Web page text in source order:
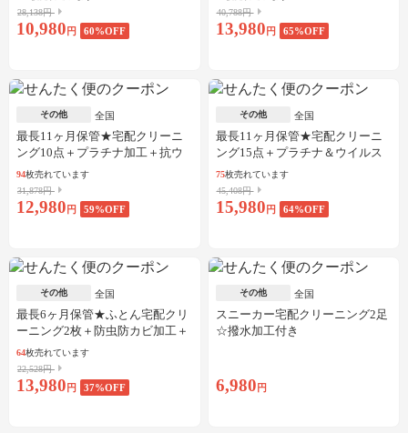
28,138円
10,980 円 60%OFF
40,788円
13,980 円 65%OFF
その他 全国
最長11ヶ月保管★宅配クリーニ
ング10点＋プラチナ加工＋抗ウ
イルス加工
94枚売れています
31,878円
12,980 円 59%OFF
その他 全国
最長11ヶ月保管★宅配クリーニ
ング15点＋プラチナ＆ウイルス
加工
75枚売れています
45,408円
15,980 円 64%OFF
その他 全国
最長6ヶ月保管★ふとん宅配クリ
ーニング2枚＋防虫防カビ加工＋
しみ抜き
64枚売れています
22,528円
13,980 円 37%OFF
その他 全国
スニーカー宅配クリーニング2足
☆撥水加工付き
6,980 円